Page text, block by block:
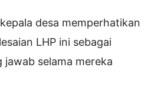
desa memperhatikan
LHP ini sebagai
selama mereka